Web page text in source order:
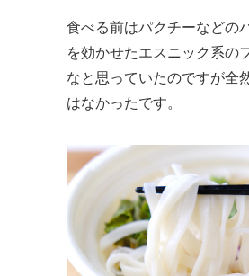
食べる前はパクチーなどの
を効かせたエスニック系の
なと思っていたのですが全
はなかったです。